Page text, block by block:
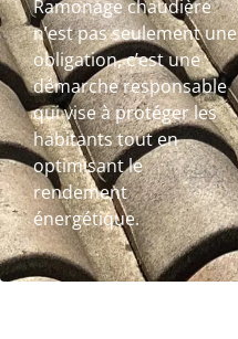
Ramonage chaudière
n’est pas seulement une
obligation, c’est une
démarche responsable
qui vise à protéger les
habitants tout en
optimisant le
rendement
énergétique.